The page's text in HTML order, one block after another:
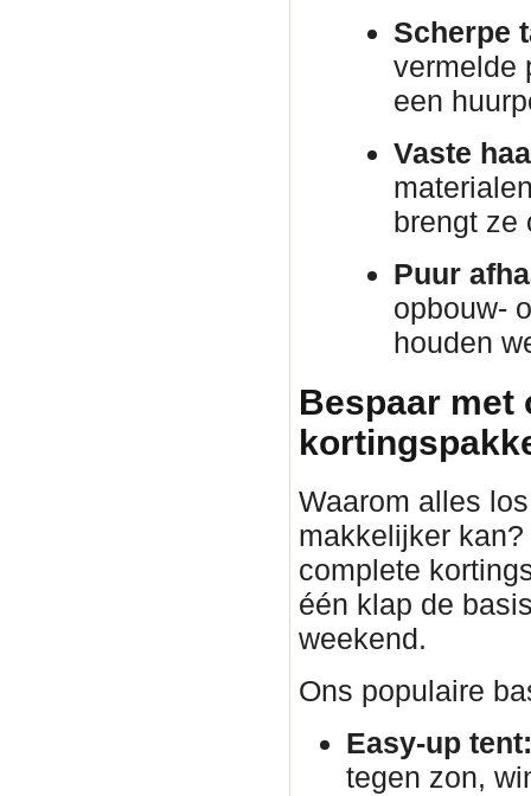
Scherpe
vermelde
een
Vaste
brengt
Puur
opbouw-
houden
Bespaar met
Waarom alles
makkelijker
complete
één klap de
weekend.
Ons populaire
Easy-up tent:
tegen zon,